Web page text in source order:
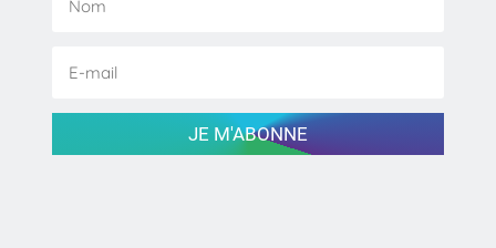
JE M'ABONNE